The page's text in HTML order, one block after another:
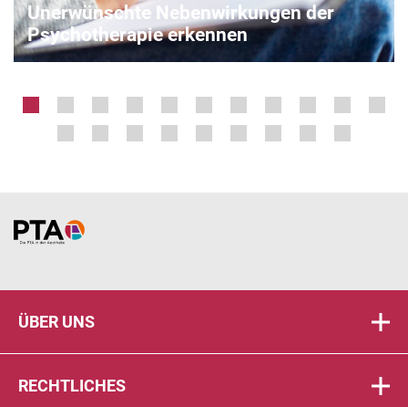
Unerwünschte Nebenwirkungen der
Psychotherapie erkennen
Home
ÜBER UNS
RECHTLICHES